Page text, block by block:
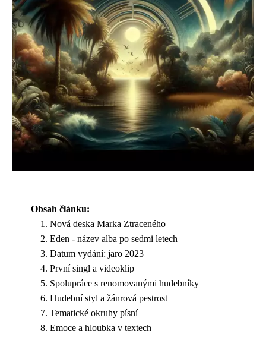
Obsah článku:
Nová deska Marka Ztraceného
Eden - název alba po sedmi letech
Datum vydání: jaro 2023
První singl a videoklip
Spolupráce s renomovanými hudebníky
Hudební styl a žánrová pestrost
Tematické okruhy písní
Emoce a hloubka v textech